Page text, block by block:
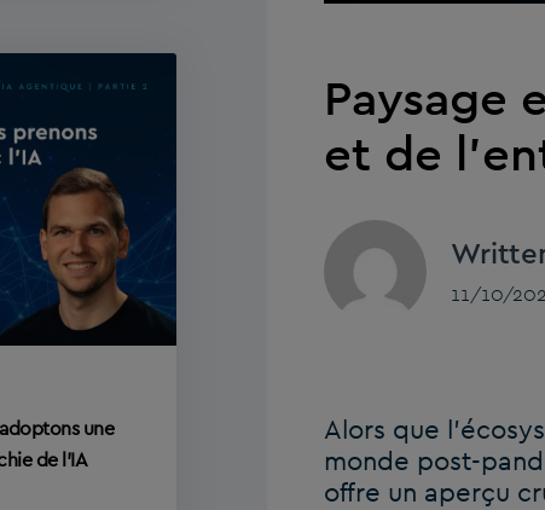
une
de l’IA
Paysage
et de
11/10/
Alors que
monde post-
offre un aperçu